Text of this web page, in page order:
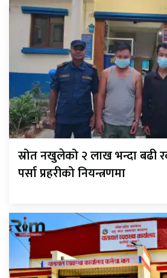
स्रोत नखुलेको २ लाख भन्दा बढी
पर्सा प्रहरीको नियन्त्रणमा